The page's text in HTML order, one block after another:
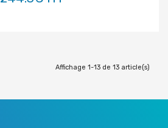
Affichage 1-13 de 13 article(s)